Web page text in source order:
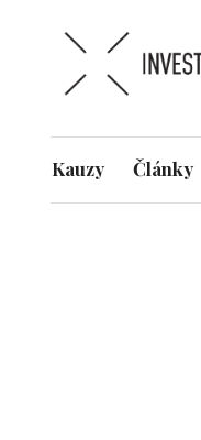
Kauzy Články